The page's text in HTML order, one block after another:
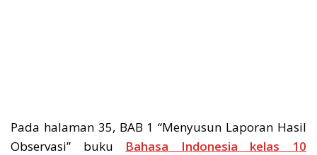
Pada halaman 35, BAB 1 “Menyusun Laporan Hasil
Observasi” buku Bahasa Indonesia kelas 10